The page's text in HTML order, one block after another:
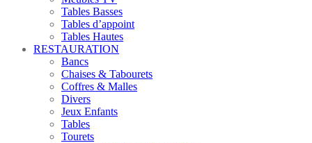
Tables Basses
Tables d’appoint
Tables Hautes
RESTAURATION
Bancs
Chaises & Tabourets
Coffres & Malles
Divers
Jeux Enfants
Tables
Tourets